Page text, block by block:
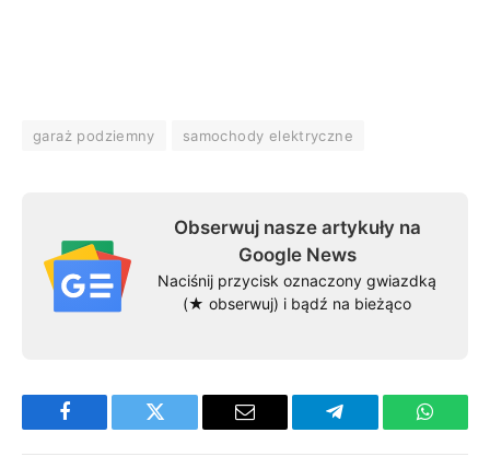
garaż podziemny samochody elektryczne
Obserwuj nasze artykuły na
Google News
Naciśnij przycisk oznaczony gwiazdką
(★ obserwuj) i bądź na bieżąco
Facebook Twitter Email Telegram